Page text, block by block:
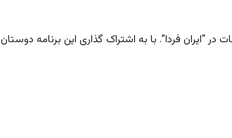
“ایران فردا”. با به اشتراک گذاری این برنامه دوستان